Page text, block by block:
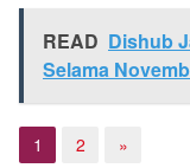
READ Dishub
Selama
1 2 »